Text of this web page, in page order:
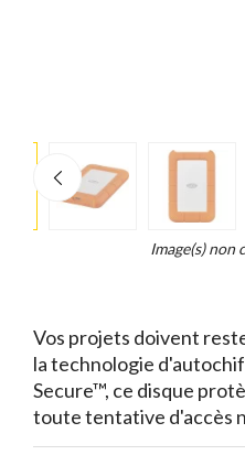
Image(s) non
Vos projets doivent
la technologie
Secure™, ce disque
toute tentative d'accès